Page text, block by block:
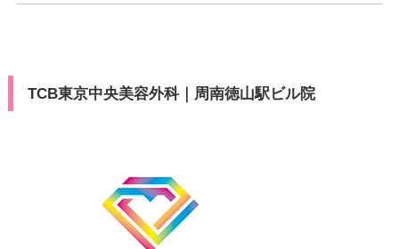
TCB東京中央美容外科｜周南徳山駅ビル院